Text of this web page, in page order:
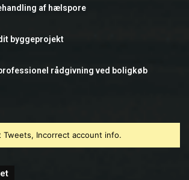
af hælspore
byggeprojekt
rådgivning ved boligkøb
Tweets, Incorrect account info.